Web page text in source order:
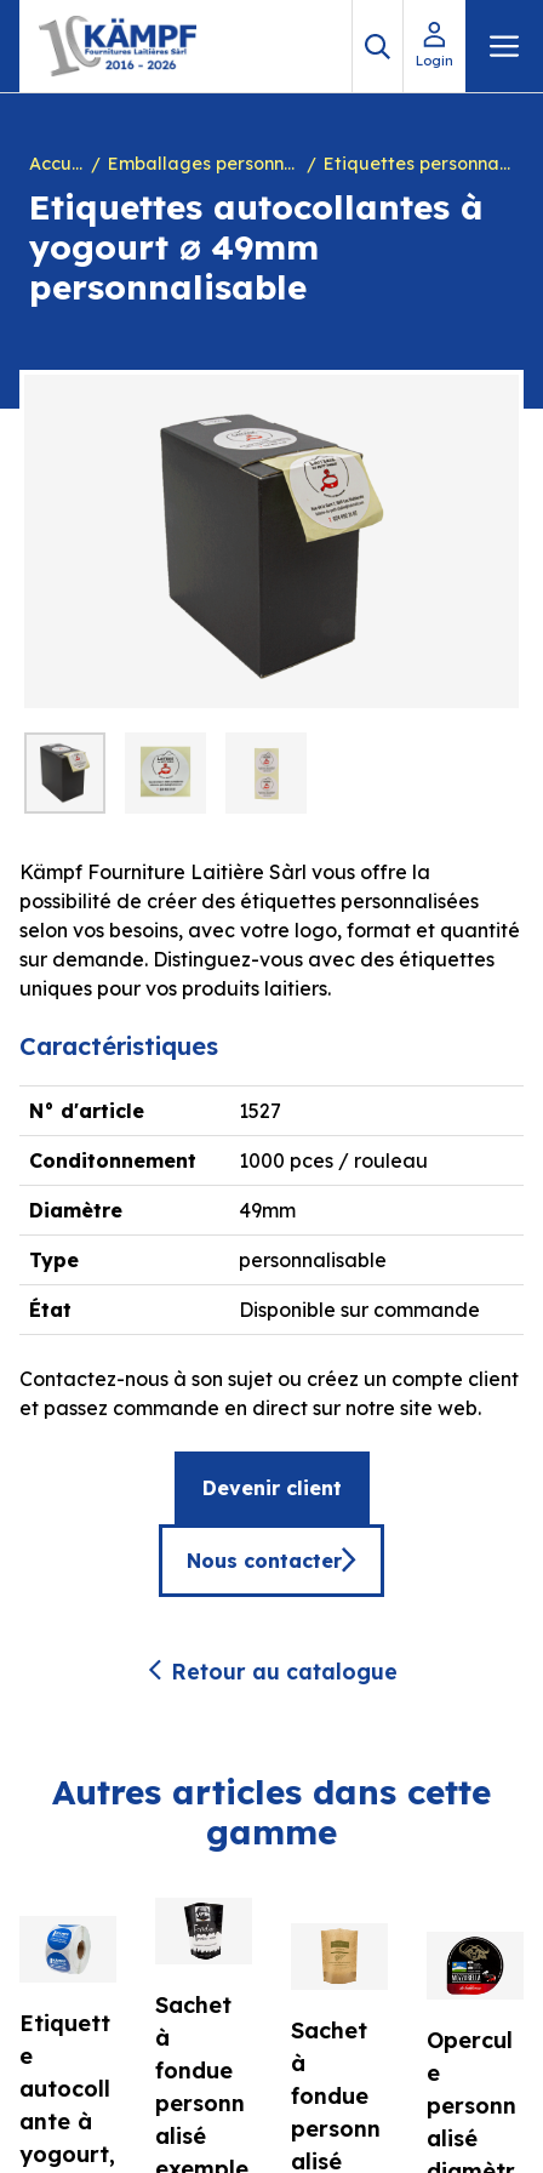
contenu
Login
Accueil Emballages personnalisés Etiquettes personnalisées
Etiquettes autocollantes à
yogourt ⌀ 49mm
personnalisable
Kämpf Fourniture Laitière Sàrl vous offre la
possibilité de créer des étiquettes personnalisées
selon vos besoins, avec votre logo, format et quantité
sur demande. Distinguez-vous avec des étiquettes
uniques pour vos produits laitiers.
Caractéristiques
N° d'article 1527
Conditonnement 1000 pces / rouleau
Diamètre 49mm
Type personnalisable
État Disponible sur commande
Contactez-nous à son sujet ou créez un compte client
et passez commande en direct sur notre site web.
Devenir client
Nous contacter
Retour au catalogue
Autres articles dans cette
gamme
Etiquett
e
autocoll
ante à
yogourt,
Sachet
à
fondue
personn
alisé
Sachet
à
fondue
personn
alisé
Opercul
e
personn
alisé